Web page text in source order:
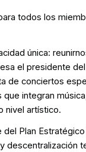
todos los
única:
el presidente
de conciertos
que integran
nivel artístico.
del Plan
descentralización